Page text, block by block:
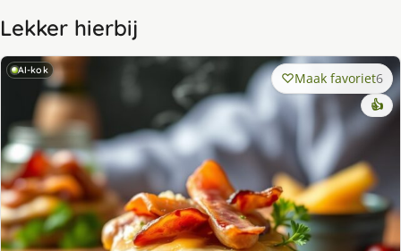
Lekker hierbij
AI-kok Maak favoriet6
👍